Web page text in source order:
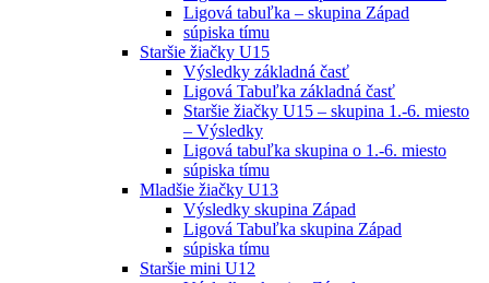
Ligová tabuľka – skupina Západ
súpiska tímu
Staršie žiačky U15
Výsledky základná časť
Ligová Tabuľka základná časť
Staršie žiačky U15 – skupina 1.-6. miesto
– Výsledky
Ligová tabuľka skupina o 1.-6. miesto
súpiska tímu
Mladšie žiačky U13
Výsledky skupina Západ
Ligová Tabuľka skupina Západ
súpiska tímu
Staršie mini U12